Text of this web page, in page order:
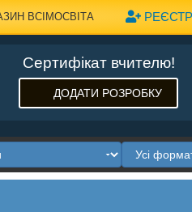
ВСІМОСВІТА
Сертифікат вчителю!
ДОДАТИ РОЗРОБКУ